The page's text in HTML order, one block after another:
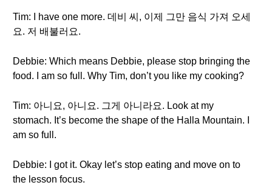
Tim: I have one more. 데비 씨, 이제 그만 음식 가져 오세
요. 저 배불러요.
Debbie: Which means Debbie, please stop bringing the
food. I am so full. Why Tim, don’t you like my cooking?
Tim: 아니요, 아니요. 그게 아니라요. Look at my
stomach. It’s become the shape of the Halla Mountain. I
am so full.
Debbie: I got it. Okay let’s stop eating and move on to
the lesson focus.